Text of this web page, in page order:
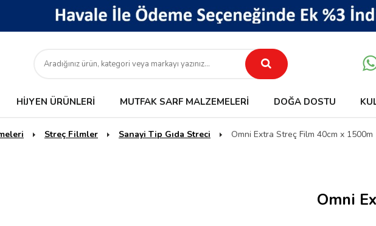
HIJYEN ÜRÜNLERI MUTFAK SARF MALZEMELERI DOĞA DOSTU
Streç Filmler Sanayi Tip Gıda Streci Omni Extra Streç Film 40cm x
Omni